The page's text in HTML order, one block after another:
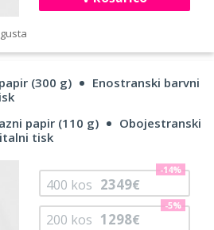
(300 g)
Enostranski barvni
papir (110 g)
Obojestranski
tisk
200 kos 1298€
-5%
400 kos 2349€
-14%